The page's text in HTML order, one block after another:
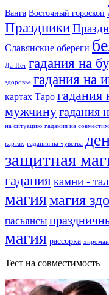
Ванга Восточный гороскоп
Праздники
Славянские обереги
Да-Нет гадания на
здоровье гадания на
картах Таро гадания
мужчинугадания
на ситуацию гадания на
картах гадания на чувства
защитная
гадания камни -
магиямагия
пасьянсы
магия рассорка
Тест на совместимость